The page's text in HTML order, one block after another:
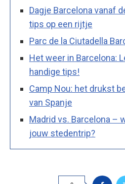
Dagje Barcelona vanaf
tips op een rijtje
Parc de la Ciutadella
Het weer in Barcelona:
handige tips!
Camp Nou: het drukst
van Spanje
Madrid vs. Barcelona –
jouw stedentrip?